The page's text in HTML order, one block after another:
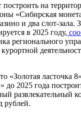
на
«Сибирская
и два слот-зала.
в 2025 году,
регионального
«Золотая ласточка
до 2025 года
развлекательный
рублей.